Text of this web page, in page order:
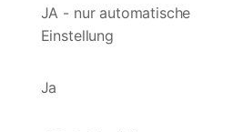
JA - nur automatische
Einstellung
Ja